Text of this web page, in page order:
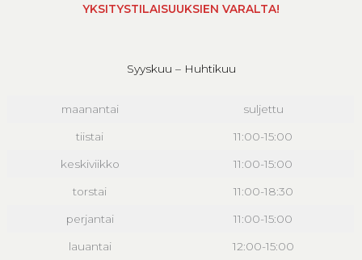
YKSITYSTILAISUUKSIEN VARALTA!
Syyskuu – Huhtikuu
maanantai suljettu
tiistai 11:00-15:00
keskiviikko 11:00-15:00
torstai 11:00-18:30
perjantai 11:00-15:00
lauantai 12:00-15:00